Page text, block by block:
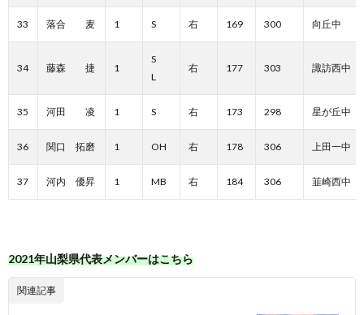
33 落合 麦 1 S 右 169 300 向丘中
34 藤森 捷 1
S
L
右 177 303 諏訪西中
35 河田 凌 1 S 右 173 298 星が丘中
36 関口 拓磨 1 OH 右 178 306 上田一中
37 河内 優昇 1 MB 右 184 306 韮崎西中
2021年山梨県代表メンバーはこちら
関連記事